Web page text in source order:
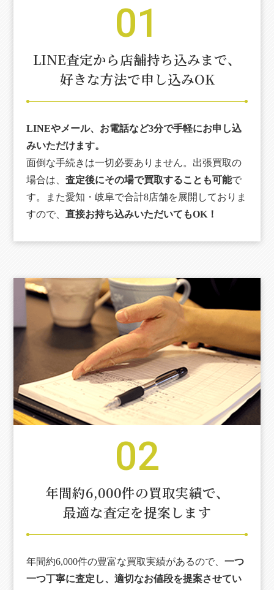
01
LINE査定から店舗持ち込みまで、
好きな方法で申し込みOK
LINEやメール、お電話など3分で手軽にお申し込
みいただけます。
面倒な手続きは一切必要ありません。出張買取の
場合は、 査定後にその場で買取することも可能で
す。また愛知・岐阜で合計8店舗を展開しておりま
すので、 直接お持ち込みいただいてもOK！
02
年間約6,000件の買取実績で、
最適な査定を提案します
年間約6,000件の豊富な買取実績があるので、 一つ
一つ丁寧に査定し、適切なお値段を提案させてい